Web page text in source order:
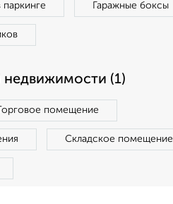
Гаражные боксы
(1)
Торговое помещение
Складское помещение